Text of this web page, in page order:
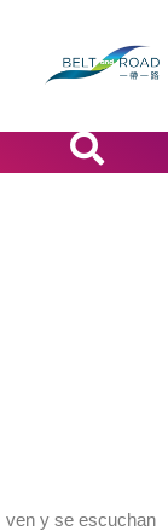
ven y se escuchan